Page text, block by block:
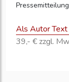
Als Autor Text
39,- € zzgl.